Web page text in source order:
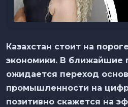
Казахстан стоит на
экономики. В ближайшие
ожидается переход
промышленности на
позитивно скажется на